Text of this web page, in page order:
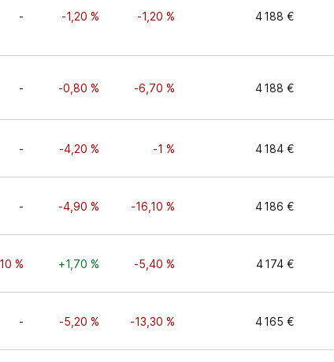
- -1,20 % -1,20 % 4 188 €
- -0,80 % -6,70 % 4 188 €
- -4,20 % -1 % 4 184 €
- -4,90 % -16,10 % 4 186 €
% +1,70 % -5,40 % 4 174 €
- -5,20 % -13,30 % 4 165 €